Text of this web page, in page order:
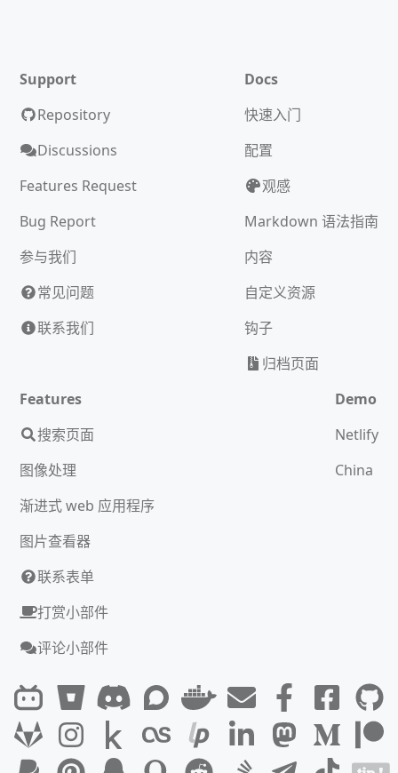
Support
Repository
Discussions
Features Request
Bug Report
参与我们
常见问题
联系我们
Docs
快速入门
配置
观感
Markdown 语法指南
内容
自定义资源
钩子
归档页面
Features
搜索页面
图像处理
渐进式 web 应用程序
图片查看器
联系表单
打赏小部件
评论小部件
Demo
Netlify
China